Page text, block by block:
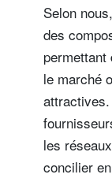
Selon
des
permettant
le marché
les
concilier